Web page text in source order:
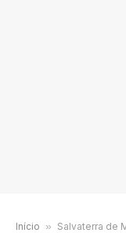
Início » Salvaterra de